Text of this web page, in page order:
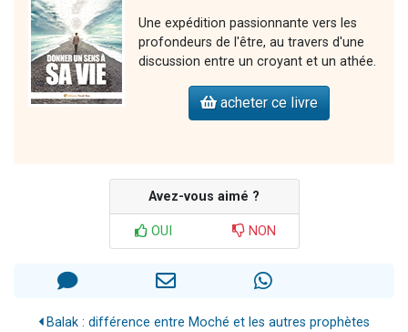
Une expédition passionnante vers les
profondeurs de l'être, au travers d'une
discussion entre un croyant et un athée.
acheter ce livre
Avez-vous aimé ?
OUI NON
Balak : différence entre Moché et les autres prophètes